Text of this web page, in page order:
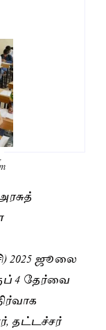
2025 ஜூலை
4 தேர்வை
தட்டச்சர்